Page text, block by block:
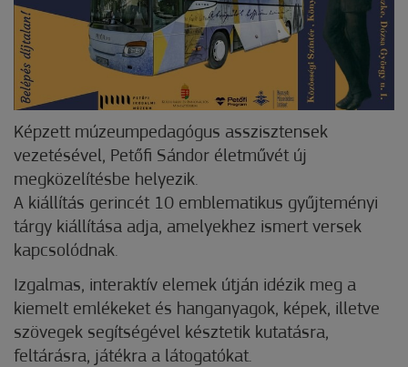
Képzett múzeumpedagógus asszisztensek
vezetésével, Petőfi Sándor életművét új
megközelítésbe helyezik.
A kiállítás gerincét 10 emblematikus gyűjteményi
tárgy kiállítása adja, amelyekhez ismert versek
kapcsolódnak.
Izgalmas, interaktív elemek útján idézik meg a
kiemelt emlékeket és hanganyagok, képek, illetve
szövegek segítségével késztetik kutatásra,
feltárásra, játékra a látogatókat.